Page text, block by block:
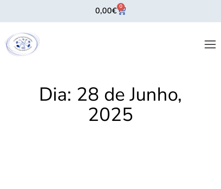
0,00€ 0
Dia: 28 de Junho,
2025